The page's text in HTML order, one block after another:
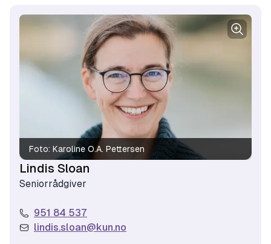
Foto: Karoline O.A. Pettersen
Lindis Sloan
Seniorrådgiver
951 84 537​
lindis.sloan@kun.no